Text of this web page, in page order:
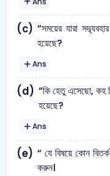
(c) “সময়ের যারা
হয়েছে?
Ans
(d) “কি হেতু এসেছো, কহ
হয়েছে?
Ans
(e) “ যে বিষয়ে কোন
করুন।